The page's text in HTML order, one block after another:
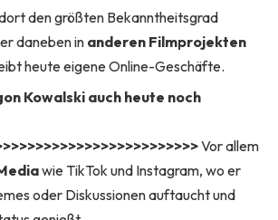
den größten Bekanntheitsgrad
daneben in anderen Filmprojekten
heute eigene Online-Geschäfte.
Kowalski auch heute noch
Vor allem
wie TikTok und Instagram, wo er
oder Diskussionen auftaucht und